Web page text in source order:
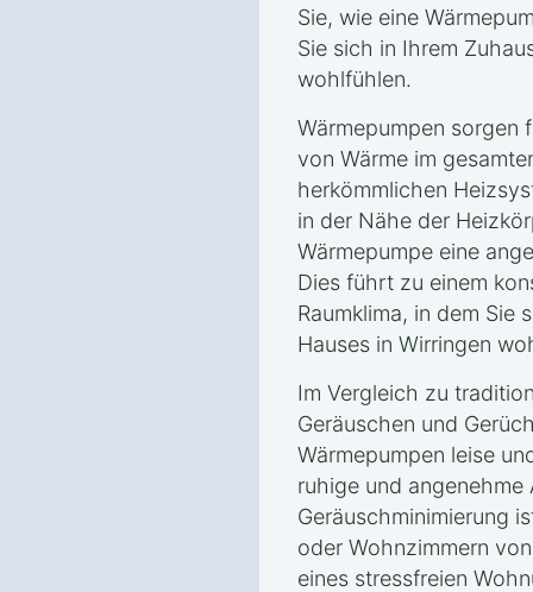
Sie, wie eine
Sie sich in Ihrem
wohlfühlen.
Wärmepumpen sorgen
von Wärme im
herkömmlichen
in der Nähe der
Wärmepumpe eine
Dies führt zu einem
Raumklima, in dem Sie
Hauses in Wirringen
Im Vergleich zu
Geräuschen und
Wärmepumpen leise
ruhige und angenehme
Geräuschminimierung
oder Wohnzimmern
eines stressfreien